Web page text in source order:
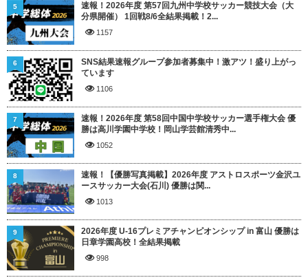
速報！2026年度 第57回九州中学校サッカー競技大会（大
分県開催） 1回戦8/6全結果掲載！2...
1157
5
SNS結果速報グループ参加者募集中！激アツ！盛り上がっ
ています
1106
6
速報！2026年度 第58回中国中学校サッカー選手権大会 優
勝は高川学園中学校！岡山学芸館清秀中...
1052
7
速報！【優勝写真掲載】2026年度 アストロスポーツ金沢ユ
ースサッカー大会(石川) 優勝は関...
1013
8
2026年度 U-16プレミアチャンピオンシップ in 富山 優勝は
日章学園高校！全結果掲載
998
9